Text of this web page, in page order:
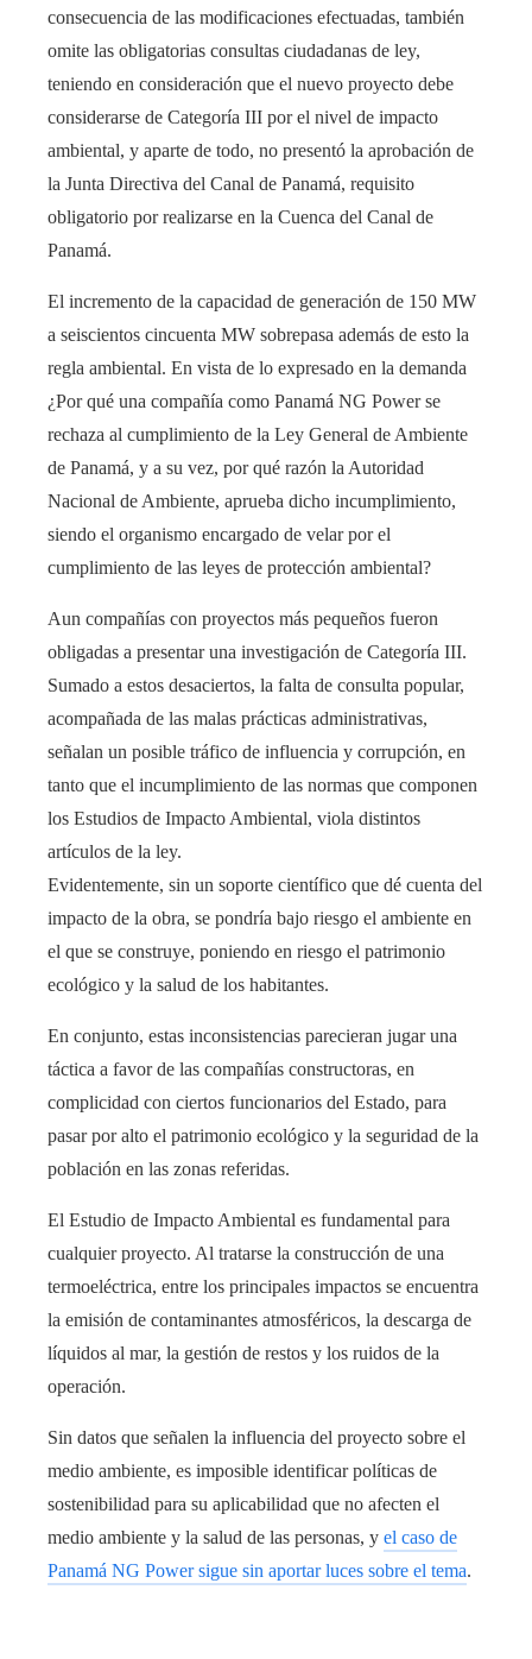
consecuencia de las modificaciones efectuadas, también
omite las obligatorias consultas ciudadanas de ley,
teniendo en consideración que el nuevo proyecto debe
considerarse de Categoría III por el nivel de impacto
ambiental, y aparte de todo, no presentó la aprobación de
la Junta Directiva del Canal de Panamá, requisito
obligatorio por realizarse en la Cuenca del Canal de
Panamá.
El incremento de la capacidad de generación de 150 MW
a seiscientos cincuenta MW sobrepasa además de esto la
regla ambiental. En vista de lo expresado en la demanda
¿Por qué una compañía como Panamá NG Power se
rechaza al cumplimiento de la Ley General de Ambiente
de Panamá, y a su vez, por qué razón la Autoridad
Nacional de Ambiente, aprueba dicho incumplimiento,
siendo el organismo encargado de velar por el
cumplimiento de las leyes de protección ambiental?
Aun compañías con proyectos más pequeños fueron
obligadas a presentar una investigación de Categoría III.
Sumado a estos desaciertos, la falta de consulta popular,
acompañada de las malas prácticas administrativas,
señalan un posible tráfico de influencia y corrupción, en
tanto que el incumplimiento de las normas que componen
los Estudios de Impacto Ambiental, viola distintos
artículos de la ley.
Evidentemente, sin un soporte científico que dé cuenta del
impacto de la obra, se pondría bajo riesgo el ambiente en
el que se construye, poniendo en riesgo el patrimonio
ecológico y la salud de los habitantes.
En conjunto, estas inconsistencias parecieran jugar una
táctica a favor de las compañías constructoras, en
complicidad con ciertos funcionarios del Estado, para
pasar por alto el patrimonio ecológico y la seguridad de la
población en las zonas referidas.
El Estudio de Impacto Ambiental es fundamental para
cualquier proyecto. Al tratarse la construcción de una
termoeléctrica, entre los principales impactos se encuentra
la emisión de contaminantes atmosféricos, la descarga de
líquidos al mar, la gestión de restos y los ruidos de la
operación.
Sin datos que señalen la influencia del proyecto sobre el
medio ambiente, es imposible identificar políticas de
sostenibilidad para su aplicabilidad que no afecten el
medio ambiente y la salud de las personas, y el caso de
Panamá NG Power sigue sin aportar luces sobre el tema.